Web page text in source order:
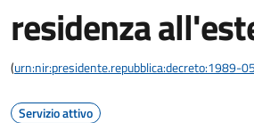
residenza
(urn:nir:presidente.repubblica:decreto:1989-
Servizio attivo